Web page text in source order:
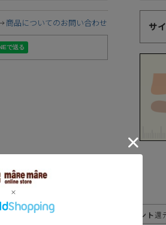
商品についてのお問い合わせ サ
レビューいただいた方に ポイント還
お届け日時と時間帯をご指定
時間帯は「午前中」、「14～16
20時」、「19～21時」となっ
以下の
※お支
づき、
了承下さい。
い合せよりご連絡下さい。